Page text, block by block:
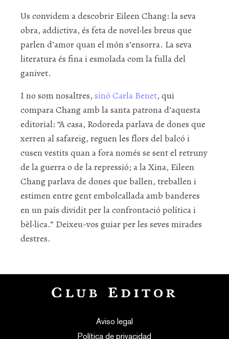
Us convidem a descobrir Eileen Chang: la seva
obra, addictiva, és feta de novel·les breus que
parlen d’amor quan el món s’ensorra. La seva
literatura és fina i esmolada com la fulla del
ganivet.
I no som nosaltres, sinó Carla Benet, qui
compara Chang amb la santa patrona d’aquesta
editorial: “A casa, Rodoreda parlava de dones que
xerren al safareig, reguen les flors del balcó i
cusen vestits quan a fora només se sent el retruny
de la guerra o de la repressió; a la Xina, Eileen
Chang parlava de dones que ballen, treballen i
estimen entre gent embolcallada amb banderes
en un país dividit per la confrontació política i
bèl·lica.” Deixeu-vos guiar per les seves mirades
destres.
Aviso legal
Política de privacidad